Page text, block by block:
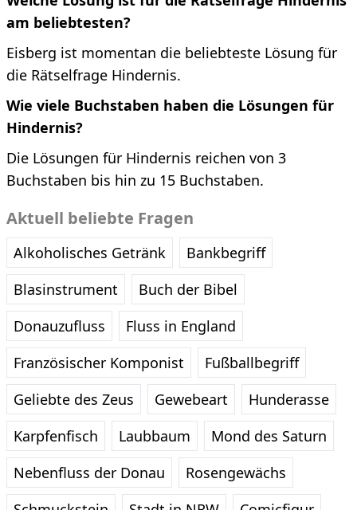
am beliebtesten?
Eisberg ist momentan die beliebteste Lösung für
die Rätselfrage Hindernis.
Wie viele Buchstaben haben die Lösungen für
Hindernis?
Die Lösungen für Hindernis reichen von 3
Buchstaben bis hin zu 15 Buchstaben.
Aktuell beliebte Fragen
Alkoholisches Getränk
Bankbegriff
Blasinstrument
Buch der Bibel
Donauzufluss
Fluss in England
Französischer Komponist
Fußballbegriff
Geliebte des Zeus
Gewebeart
Hunderasse
Karpfenfisch
Laubbaum
Mond des Saturn
Nebenfluss der Donau
Rosengewächs